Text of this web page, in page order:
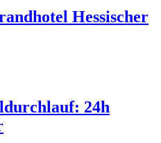
Hessischer
24h